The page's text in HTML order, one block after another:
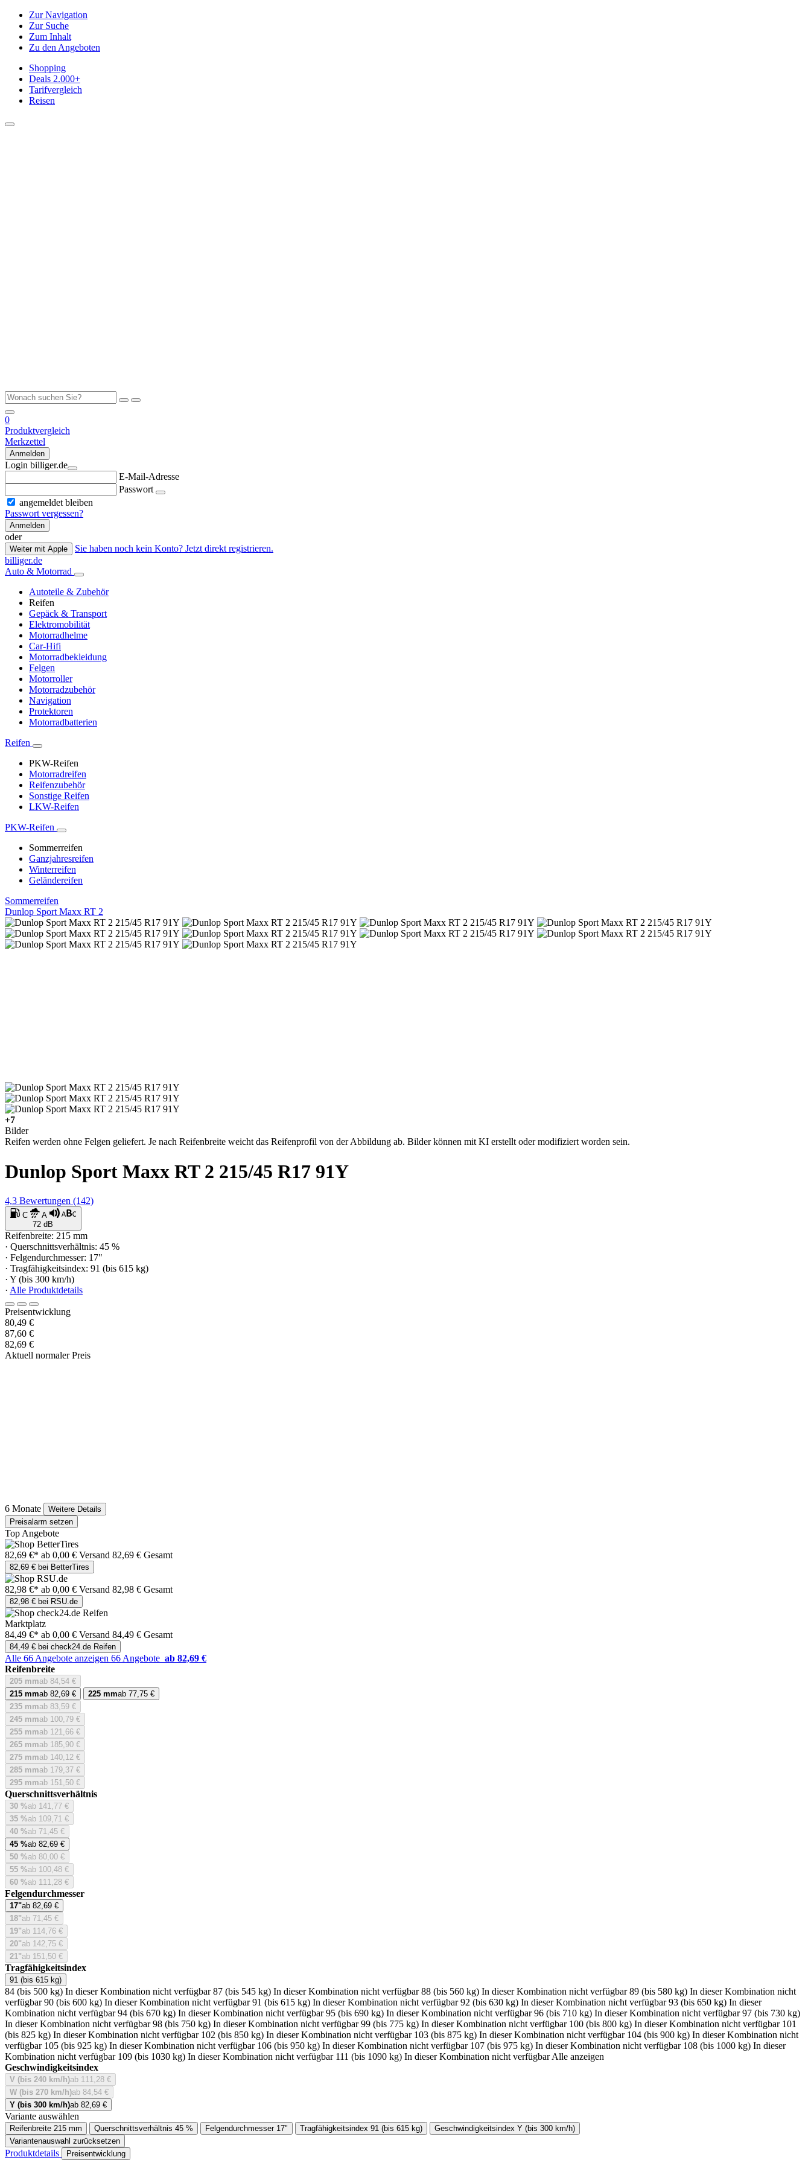
Zur Navigation
Zur Suche
Zum Inhalt
Zu den Angeboten
Shopping
Deals 2.000+
Tarifvergleich
Reisen
0
Produktvergleich
Merkzettel
Anmelden
Login billiger.de
E-Mail-Adresse
Passwort
angemeldet bleiben
Passwort vergessen?
Anmelden
oder
Weiter mit Apple
Sie haben noch kein Konto? Jetzt direkt registrieren.
billiger.de
Auto & Motorrad
Autoteile & Zubehör
Reifen
Gepäck & Transport
Elektromobilität
Motorradhelme
Car-Hifi
Motorradbekleidung
Felgen
Motorroller
Motorradzubehör
Navigation
Protektoren
Motorradbatterien
Reifen
PKW-Reifen
Motorradreifen
Reifenzubehör
Sonstige Reifen
LKW-Reifen
PKW-Reifen
Sommerreifen
Ganzjahresreifen
Winterreifen
Geländereifen
Sommerreifen
Dunlop Sport Maxx RT 2
+7
Bilder
Reifen werden ohne Felgen geliefert. Je nach Reifenbreite weicht das Reifenprofil von der Abbildung ab. Bilder können mit KI erstellt oder modifiziert worden sein.
Dunlop Sport Maxx RT 2 215/45 R17 91Y
4,3 Bewertungen (142)
C
A
72 dB
Reifenbreite: 215 mm
· Querschnittsverhältnis: 45 %
· Felgendurchmesser: 17"
· Tragfähigkeitsindex: 91 (bis 615 kg)
· Y (bis 300 km/h)
· Alle Produktdetails
Preisentwicklung
80,49 €
87,60 €
82,69 €
Aktuell normaler Preis
6 Monate
Weitere Details
Preisalarm setzen
Top Angebote
82,69 €* ab 0,00 € Versand 82,69 € Gesamt
82,69 € bei BetterTires
82,98 €* ab 0,00 € Versand 82,98 € Gesamt
82,98 € bei RSU.de
Marktplatz
84,49 €* ab 0,00 € Versand 84,49 € Gesamt
84,49 € bei check24.de Reifen
Alle 66 Angebote anzeigen 66 Angebote ab 82,69 €
Reifenbreite
205 mmab 84,54 €
215 mmab 82,69 € 225 mmab 77,75 €
235 mmab 83,59 €
245 mmab 100,79 €
255 mmab 121,66 €
265 mmab 185,90 €
275 mmab 140,12 €
285 mmab 179,37 €
295 mmab 151,50 €
Querschnittsverhältnis
30 %ab 141,77 €
35 %ab 109,71 €
40 %ab 71,45 €
45 %ab 82,69 €
50 %ab 80,00 €
55 %ab 100,48 €
60 %ab 111,28 €
Felgendurchmesser
17"ab 82,69 €
18"ab 71,45 €
19"ab 114,76 €
20"ab 142,75 €
21"ab 151,50 €
Tragfähigkeitsindex
91 (bis 615 kg)
84 (bis 500 kg) In dieser Kombination nicht verfügbar 87 (bis 545 kg) In dieser Kombination nicht verfügbar 88 (bis 560 kg) In dieser Kombination nicht verfügbar 89 (bis 580 kg) In dieser Kombination nicht
verfügbar 90 (bis 600 kg) In dieser Kombination nicht verfügbar 91 (bis 615 kg) In dieser Kombination nicht verfügbar 92 (bis 630 kg) In dieser Kombination nicht verfügbar 93 (bis 650 kg) In dieser
Kombination nicht verfügbar 94 (bis 670 kg) In dieser Kombination nicht verfügbar 95 (bis 690 kg) In dieser Kombination nicht verfügbar 96 (bis 710 kg) In dieser Kombination nicht verfügbar 97 (bis 730 kg)
In dieser Kombination nicht verfügbar 98 (bis 750 kg) In dieser Kombination nicht verfügbar 99 (bis 775 kg) In dieser Kombination nicht verfügbar 100 (bis 800 kg) In dieser Kombination nicht verfügbar 101
(bis 825 kg) In dieser Kombination nicht verfügbar 102 (bis 850 kg) In dieser Kombination nicht verfügbar 103 (bis 875 kg) In dieser Kombination nicht verfügbar 104 (bis 900 kg) In dieser Kombination nicht
verfügbar 105 (bis 925 kg) In dieser Kombination nicht verfügbar 106 (bis 950 kg) In dieser Kombination nicht verfügbar 107 (bis 975 kg) In dieser Kombination nicht verfügbar 108 (bis 1000 kg) In dieser
Kombination nicht verfügbar 109 (bis 1030 kg) In dieser Kombination nicht verfügbar 111 (bis 1090 kg) In dieser Kombination nicht verfügbar Alle anzeigen
Geschwindigkeitsindex
V (bis 240 km/h)ab 111,28 €
W (bis 270 km/h)ab 84,54 €
Y (bis 300 km/h)ab 82,69 €
Variante auswählen
Reifenbreite 215 mm Querschnittsverhältnis 45 % Felgendurchmesser 17" Tragfähigkeitsindex 91 (bis 615 kg) Geschwindigkeitsindex Y (bis 300 km/h)
Variantenauswahl zurücksetzen
Produktdetails Preisentwicklung